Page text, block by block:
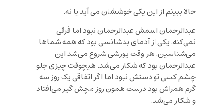
حالا ببینم از این یکی خوششان می آید یا نه.
عبدالرحمان اسمش عبدالرحمان نبود اما فرقی
نمی‌کنه. یکی از آدمای بدشانسی بود که همه شماها
می‌شناسین. هر وقت یورشی شروع می‌شد این
عبدالرحمان بود که شکار می‌شد. هیچوقت چیزی جلو
چشم کسی تو دستش نبود اما اگر اتفاقی یک روز سه
گرم همراش بود درست همون روز مچش گیر می‌افتاد
و شکار می‌شد.